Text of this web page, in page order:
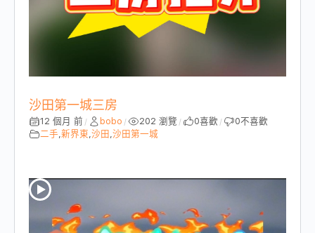
沙田第一城三房
12 個月 前 / bobo / 202 瀏覽 / 0喜歡 / 0不喜歡
二手,新界東,沙田 ,沙田第一城